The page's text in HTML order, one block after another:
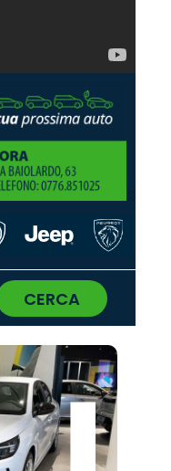
CERCA
›